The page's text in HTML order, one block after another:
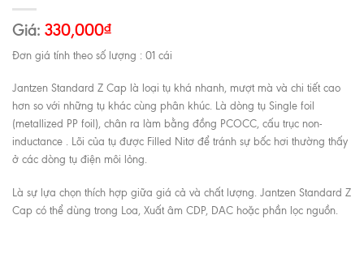
Giá: 330,000₫
Đơn giá tính theo số lượng : 01 cái
Jantzen Standard Z Cap là loại tụ khá nhanh, mượt mà và chi tiết cao
hơn so với những tụ khác cùng phân khúc. Là dòng tụ Single foil
(metallized PP foil), chân ra làm bằng đồng PCOCC, cấu trục non-
inductance . Lõi của tụ được Filled Nitơ để tránh sự bốc hơi thường thấy
ở các dòng tụ điện môi lỏng.
Là sự lựa chọn thích hợp giữa giá cả và chất lượng. Jantzen Standard Z
Cap có thể dùng trong Loa, Xuất âm CDP, DAC hoặc phần lọc nguồn.